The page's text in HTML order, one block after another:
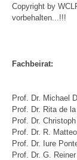
Copyright by
vorbehalten...!!!
Fachbeirat:
Prof. Dr. Michael
Prof. Dr. Rita de
Prof. Dr.
Prof. Dr. R.
Prof. Dr. Iure
Prof. Dr. G.